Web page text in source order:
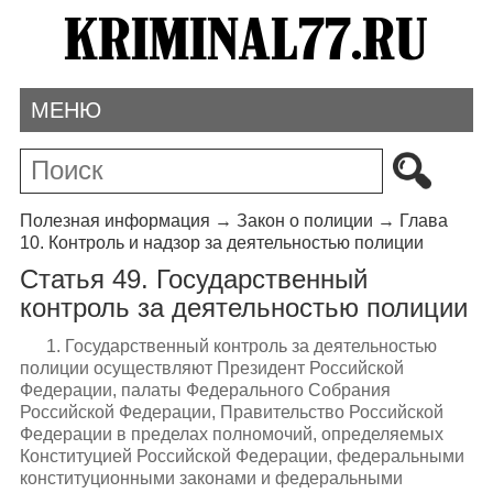
МЕНЮ
Полезная информация → Закон о полиции → Глава
10. Контроль и надзор за деятельностью полиции
Статья 49. Государственный
контроль за деятельностью полиции
1. Государственный контроль за деятельностью
полиции осуществляют Президент Российской
Федерации, палаты Федерального Собрания
Российской Федерации, Правительство Российской
Федерации в пределах полномочий, определяемых
Конституцией Российской Федерации, федеральными
конституционными законами и федеральными